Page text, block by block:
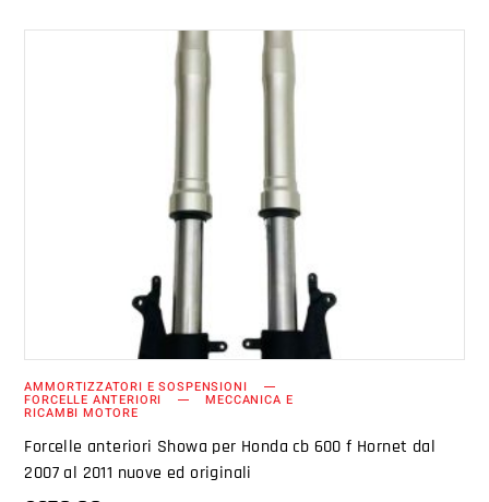
AGGIUNGI AL CARRELLO
AMMORTIZZATORI E SOSPENSIONI
FORCELLE ANTERIORI MECCANICA E
RICAMBI MOTORE
Forcelle anteriori Showa per Honda cb 600 f Hornet dal
2007 al 2011 nuove ed originali